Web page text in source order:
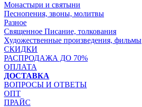
Монастыри и святыни
Песнопения, звоны, молитвы
Разное
Священное Писание, толкования
Художественные произведения, фильмы
СКИДКИ
РАСПРОДАЖА ДО 70%
ОПЛАТА
ДОСТАВКА
ВОПРОСЫ И ОТВЕТЫ
ОПТ
ПРАЙС